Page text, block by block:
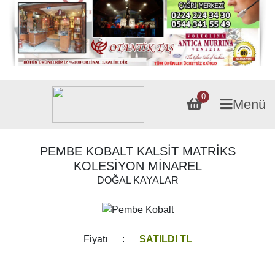
0
Menü
PEMBE KOBALT KALSİT MATRİKS
KOLESİYON MİNAREL
DOĞAL KAYALAR
Fiyatı : SATILDI TL